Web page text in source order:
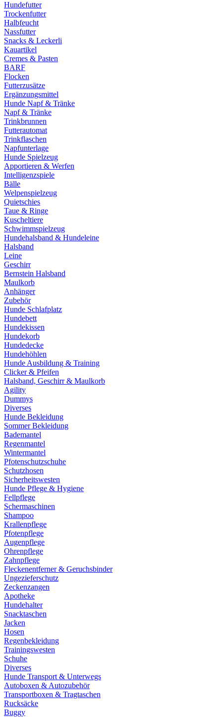
Hundefutter
Trockenfutter
Halbfeucht
Nassfutter
Snacks & Leckerli
Kauartikel
Cremes & Pasten
BARF
Flocken
Futterzusätze
Ergänzungsmittel
Hunde Napf & Tränke
Napf & Tränke
Trinkbrunnen
Futterautomat
Trinkflaschen
Napfunterlage
Hunde Spielzeug
Apportieren & Werfen
Intelligenzspiele
Bälle
Welpenspielzeug
Quietschies
Taue & Ringe
Kuscheltiere
Schwimmspielzeug
Hundehalsband & Hundeleine
Halsband
Leine
Geschirr
Bernstein Halsband
Maulkorb
Anhänger
Zubehör
Hunde Schlafplatz
Hundebett
Hundekissen
Hundekorb
Hundedecke
Hundehöhlen
Hunde Ausbildung & Training
Clicker & Pfeifen
Halsband, Geschirr & Maulkorb
Agility
Dummys
Diverses
Hunde Bekleidung
Sommer Bekleidung
Bademantel
Regenmantel
Wintermantel
Pfotenschutzschuhe
Schutzhosen
Sicherheitswesten
Hunde Pflege & Hygiene
Fellpflege
Schermaschinen
Shampoo
Krallenpflege
Pfotenpflege
Augenpflege
Ohrenpflege
Zahnpflege
Fleckenentferner & Geruchsbinder
Ungezieferschutz
Zeckenzangen
Apotheke
Hundehalter
Snacktaschen
Jacken
Hosen
Regenbekleidung
Trainingswesten
Schuhe
Diverses
Hunde Transport & Unterwegs
Autoboxen & Autozubehör
Transportboxen & Tragtaschen
Rucksäcke
Buggy